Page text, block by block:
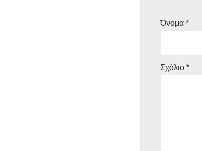
Όνομα *
Σχόλιο *